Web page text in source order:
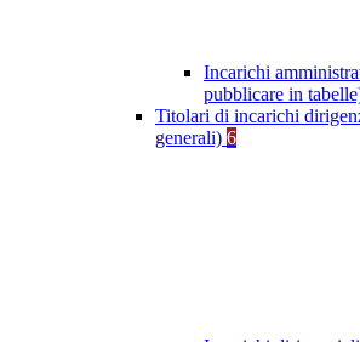
Incarichi
pubblicare in
Titolari di incarichi
generali) 6